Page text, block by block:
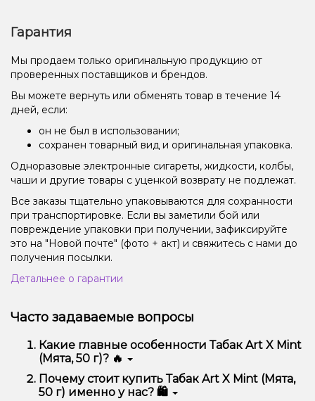
Гарантия
Мы продаем только оригинальную продукцию от
проверенных поставщиков и брендов.
Вы можете вернуть или обменять товар в течение 14
дней, если:
он не был в использовании;
сохранен товарный вид и оригинальная упаковка.
Одноразовые электронные сигареты, жидкости, колбы,
чаши и другие товары с уценкой возврату не подлежат.
Все заказы тщательно упаковываются для сохранности
при транспортировке. Если вы заметили бой или
повреждение упаковки при получении, зафиксируйте
это на "Новой почте" (фото + акт) и свяжитесь с нами до
получения посылки.
Детальнее о гарантии
Часто задаваемые вопросы
Какие главные особенности Табак Art X Mint
(Мята, 50 г)? 🔥
Табак Art X Mint (Мята, 50 г) отличается высоким
качеством, удобством использования и
Почему стоит купить Табак Art X Mint (Мята,
50 г) именно у нас? 🛍️